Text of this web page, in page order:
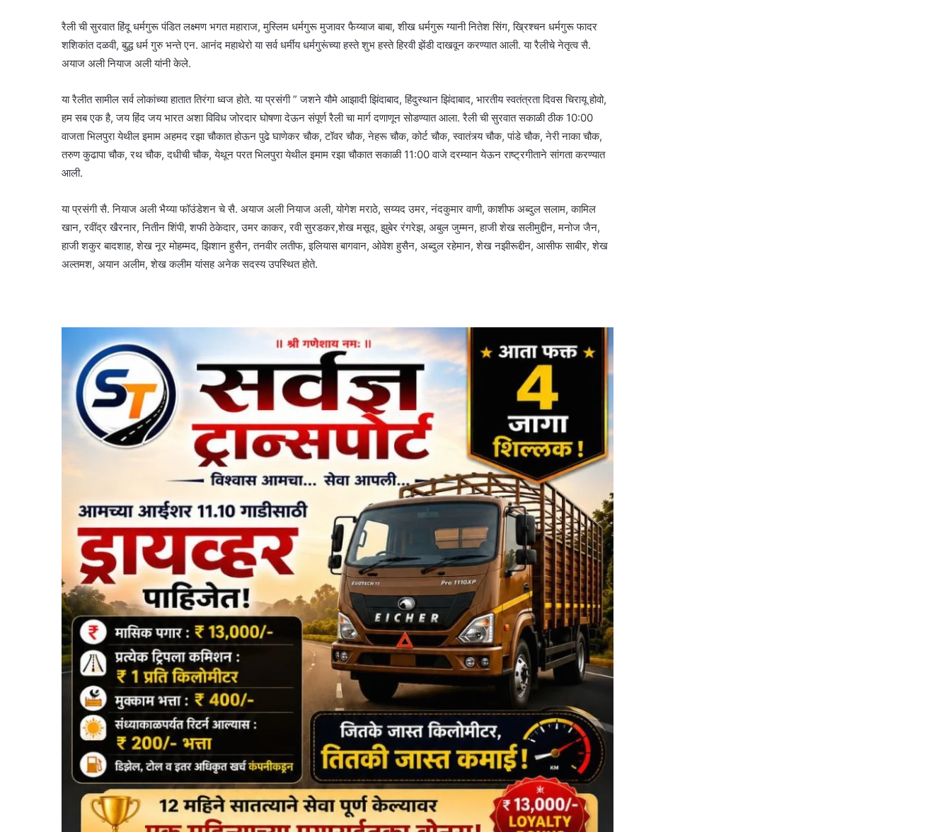
रैली ची सुरवात हिंदू धर्मगुरू पंडित लक्ष्मण भगत महाराज, मुस्लिम धर्मगुरू मुजावर फैय्याज बाबा, शीख धर्मगुरू ग्यानी नितेश सिंग, ख्रिश्चन धर्मगुरू फादर
शशिकांत दळवी, बुद्ध धर्म गुरु भन्ते एन. आनंद महाथेरो या सर्व धर्मीय धर्मगुरूंच्या हस्ते शुभ हस्ते हिरवी झेंडी दाखवून करण्यात आली. या रैलीचे नेतृत्व सै.
अयाज अली नियाज अली यांनी केले.
या रैलीत सामील सर्व लोकांच्या हातात तिरंगा ध्वज होते. या प्रसंगी ” जशने यौमे आझादी झिंदाबाद, हिंदुस्थान झिंदाबाद, भारतीय स्वतंत्रता दिवस चिरायू होवो,
हम सब एक है, जय हिंद जय भारत अशा विविध जोरदार घोषणा देऊन संपूर्ण रैली चा मार्ग दणाणून सोडण्यात आला. रैली ची सुरवात सकाळी ठीक 10:00
वाजता भिलपुरा येथील इमाम अहमद रझा चौकात होऊन पुढे घाणेकर चौक, टॉवर चौक, नेहरू चौक, कोर्ट चौक, स्वातंत्र्य चौक, पांडे चौक, नेरी नाका चौक,
तरुण कुढापा चौक, रथ चौक, दधीची चौक, येथून परत भिलपुरा येथील इमाम रझा चौकात सकाळी 11:00 वाजे दरम्यान येऊन राष्ट्रगीताने सांगता करण्यात
आली.
या प्रसंगी सै. नियाज अली भैय्या फॉउंडेशन चे सै. अयाज अली नियाज अली, योगेश मराठे, सय्यद उमर, नंदकुमार वाणी, काशीफ अब्दुल सलाम, कामिल
खान, रवींद्र खैरनार, नितीन शिंपी, शफी ठेकेदार, उमर काकर, रवी सुरडकर,शेख मसूद, झुबेर रंगरेझ, अबुल जुम्मन, हाजी शेख सलीमुद्दीन, मनोज जैन,
हाजी शकुर बादशाह, शेख नूर मोहम्मद, झिशान हुसैन, तनवीर लतीफ, इलियास बागवान, ओवेश हुसैन, अब्दुल रहेमान, शेख नझीरूद्दीन, आसीफ साबीर, शेख
अल्तमश, अयान अलीम, शेख कलीम यांसह अनेक सदस्य उपस्थित होते.